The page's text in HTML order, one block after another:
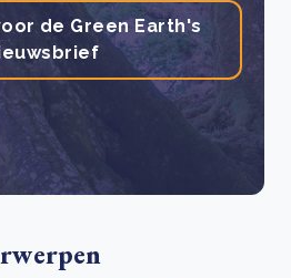
de Green Earth's